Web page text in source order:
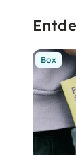
Box